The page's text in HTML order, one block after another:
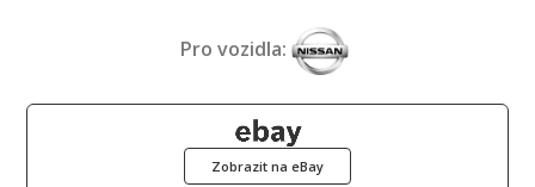
Pro vozidla:
Zobrazit na eBay